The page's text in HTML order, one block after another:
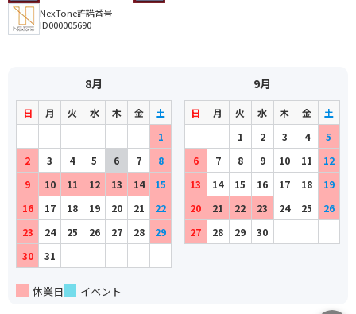
NexTone許諾番号
ID000005690
8月
日 月 火 水 木 金
土
1
2
3 4 5 6 7
8
9
10 11 12 13 14
15
16
17 18 19 20 21
22
23
24 25 26 27 28
29
30
31
9月
日 月 火 水 木 金
土
1
2 3 4
5
6
7 8 9 10 11
12
13
14 15 16 17 18
19
20
21 22 23 24 25
26
27
28 29 30
休業日 イベント